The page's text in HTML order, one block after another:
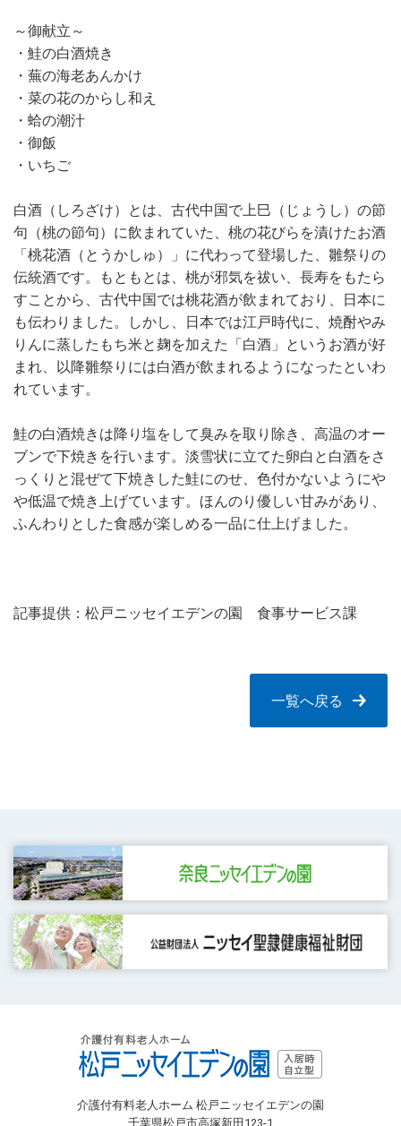
～御献立～
・鮭の白酒焼き
・蕪の海老あんかけ
・菜の花のからし和え
・蛤の潮汁
・御飯
・いちご
白酒（しろざけ）とは、古代中国で上巳（じょうし）の節
句（桃の節句）に飲まれていた、桃の花びらを漬けたお酒
「桃花酒（とうかしゅ）」に代わって登場した、雛祭りの
伝統酒です。もともとは、桃が邪気を祓い、長寿をもたら
すことから、古代中国では桃花酒が飲まれており、日本に
も伝わりました。しかし、日本では江戸時代に、焼酎やみ
りんに蒸したもち米と麹を加えた「白酒」というお酒が好
まれ、以降雛祭りには白酒が飲まれるようになったといわ
れています。
鮭の白酒焼きは降り塩をして臭みを取り除き、高温のオー
ブンで下焼きを行います。淡雪状に立てた卵白と白酒をさ
っくりと混ぜて下焼きした鮭にのせ、色付かないようにや
や低温で焼き上げています。ほんのり優しい甘みがあり、
ふんわりとした食感が楽しめる一品に仕上げました。
記事提供：松戸ニッセイエデンの園 食事サービス課
一覧へ戻る
介護付有料老人ホーム 松戸ニッセイエデンの園
千葉県松戸市高塚新田123-1